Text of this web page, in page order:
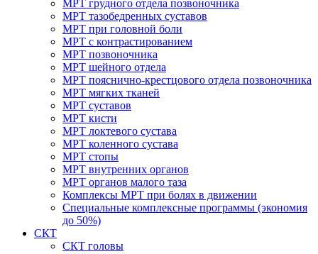
МРТ грудного отдела позвоночника
МРТ тазобедренных суставов
МРТ при головной боли
МРТ с контрастированием
МРТ позвоночника
МРТ шейного отдела
МРТ пояснично-крестцового отдела позвоночника
МРТ мягких тканей
МРТ суставов
МРТ кисти
МРТ локтевого сустава
МРТ коленного сустава
МРТ стопы
МРТ внутренних органов
МРТ органов малого таза
Комплексы МРТ при болях в движении
Специальные комплексные программы (экономия
до 50%)
СКТ
СКТ головы